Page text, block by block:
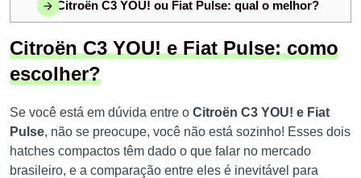
3.5 Citroën C3 YOU! ou Fiat Pulse: qual o melhor?
Citroën C3 YOU! e Fiat Pulse: como
escolher?
Se você está em dúvida entre o Citroën C3 YOU! e Fiat
Pulse, não se preocupe, você não está sozinho! Esses dois
hatches compactos têm dado o que falar no mercado
brasileiro, e a comparação entre eles é inevitável para